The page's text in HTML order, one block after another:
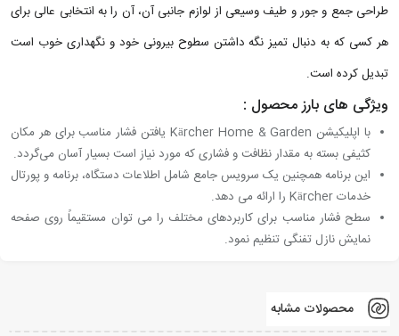
طراحی جمع و جور و طیف وسیعی از لوازم جانبی آن، آن را به انتخابی عالی برای
هر کسی که به دنبال تمیز نگه داشتن سطوح بیرونی خود و نگهداری خوب است
تبدیل کرده است.
ویژگی های بارز محصول :
با اپلیکیشن Kärcher Home & Garden یافتن فشار مناسب برای هر مکان
کثیفی بسته به مقدار نظافت و فشاری که مورد نیاز است بسیار آسان می‌گردد.
این برنامه همچنین یک سرویس جامع شامل اطلاعات دستگاه، برنامه و پورتال
خدمات Kärcher را ارائه می دهد.
سطح فشار مناسب برای کاربردهای مختلف را می توان مستقیماً روی صفحه
نمایش نازل تفنگی تنظیم نمود.
محصولات مشابه